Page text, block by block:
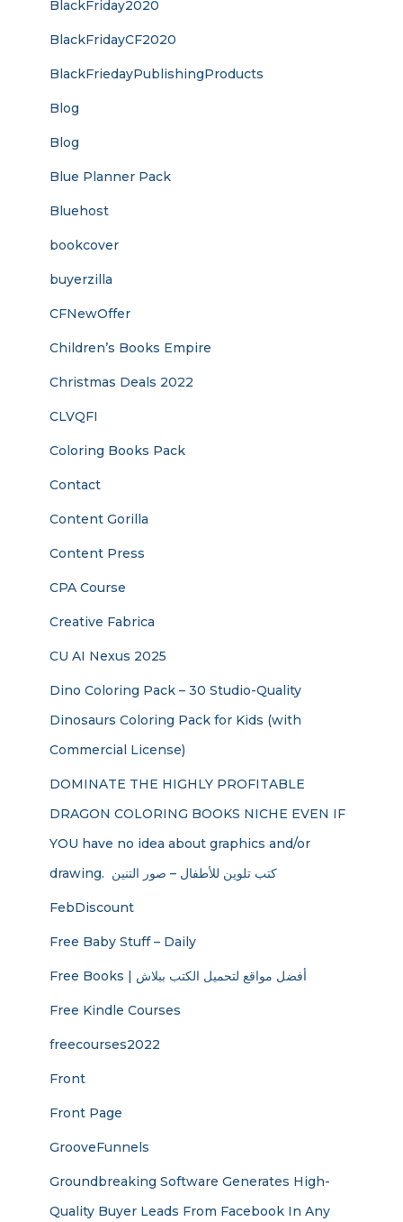
BlackFriday2020
BlackFridayCF2020
BlackFriedayPublishingProducts
Blog
Blog
Blue Planner Pack
Bluehost
bookcover
buyerzilla
CFNewOffer
Children’s Books Empire
Christmas Deals 2022
CLVQFI
Coloring Books Pack
Contact
Content Gorilla
Content Press
CPA Course
Creative Fabrica
CU AI Nexus 2025
Dino Coloring Pack – 30 Studio-Quality
Dinosaurs Coloring Pack for Kids (with
Commercial License)
DOMINATE THE HIGHLY PROFITABLE
DRAGON COLORING BOOKS NICHE EVEN IF
YOU have no idea about graphics and/or
drawing. ​ كتب تلوين للأطفال – صور التنين
FebDiscount
Free Baby Stuff – Daily
Free Books | أفضل مواقع لتحميل الكتب ببلاش
Free Kindle Courses
freecourses2022
Front
Front Page
GrooveFunnels
Groundbreaking Software Generates High-
Quality Buyer Leads From Facebook In Any